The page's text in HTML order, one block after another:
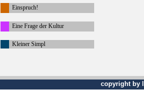
Einspruch!
Eine Frage der Kultur
Kleiner Simpl
copyright by